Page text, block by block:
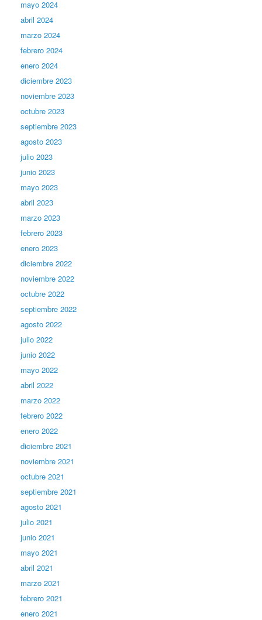
mayo 2024
abril 2024
marzo 2024
febrero 2024
enero 2024
diciembre 2023
noviembre 2023
octubre 2023
septiembre 2023
agosto 2023
julio 2023
junio 2023
mayo 2023
abril 2023
marzo 2023
febrero 2023
enero 2023
diciembre 2022
noviembre 2022
octubre 2022
septiembre 2022
agosto 2022
julio 2022
junio 2022
mayo 2022
abril 2022
marzo 2022
febrero 2022
enero 2022
diciembre 2021
noviembre 2021
octubre 2021
septiembre 2021
agosto 2021
julio 2021
junio 2021
mayo 2021
abril 2021
marzo 2021
febrero 2021
enero 2021